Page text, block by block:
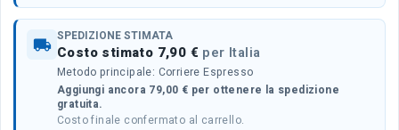
local_shipping SPEDIZIONE STIMATA
Costo stimato 7,90 € per Italia
Metodo principale: Corriere Espresso
Aggiungi ancora 79,00 € per ottenere la spedizione
gratuita.
Costo finale confermato al carrello.